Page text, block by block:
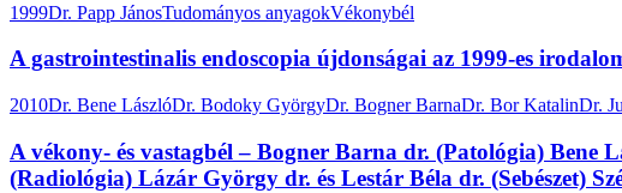
1999Dr. Papp JánosTudományos anyagokVékonybél
A gastrointestinalis endoscopia újdonságai az 1999-es
2010Dr. Bene LászlóDr. Bodoky GyörgyDr. Bogner BarnaDr. Bor KatalinDr.
A vékony- és vastagbél – Bogner Barna dr. (Patológia)
(Radiológia) Lázár György dr. és Lestár Béla dr. (Sebészet)